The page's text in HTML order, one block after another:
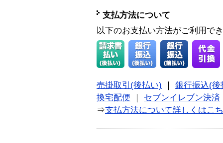
支払方法について
以下のお支払い方法がご利用で
売掛取引(後払い)
銀行振込(後
換宅配便
セブンイレブン決済
⇒支払方法について詳しくはこ